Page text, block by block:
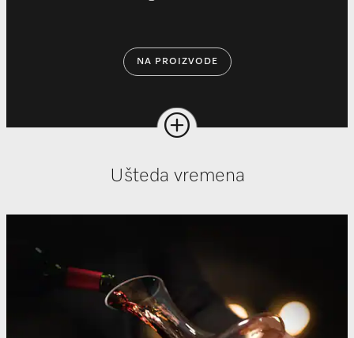
NA PROIZVODE
Ušteda vremena